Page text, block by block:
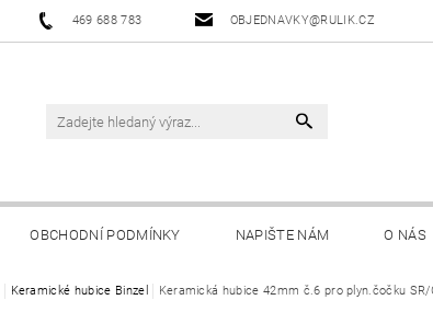
469 688 783 OBJEDNAVKY@RULIK.CZ
OBCHODNÍ PODMÍNKY NAPIŠTE NÁM O NÁS
Keramické hubice Binzel Keramická hubice 42mm č.6 pro plyn.čočku